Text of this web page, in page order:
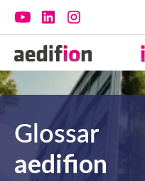
Glossar
aedifion